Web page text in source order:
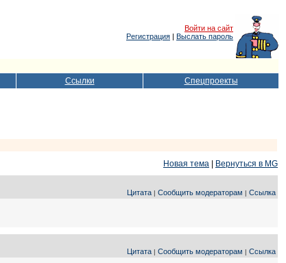
Войти на сайт
Регистрация | Выслать пароль
Ссылки Спецпроекты
Новая тема
Вернуться в MG
Цитата | Сообщить модераторам | Ссылка
Цитата | Сообщить модераторам | Ссылка